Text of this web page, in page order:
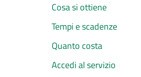
Cosa si ottiene
Tempi e scadenze
Quanto costa
Accedi al servizio